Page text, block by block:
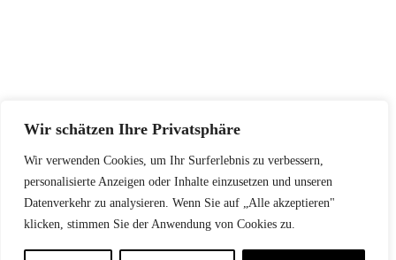
Wir schätzen Ihre Privatsphäre
Wir verwenden Cookies, um Ihr Surferlebnis zu verbessern,
personalisierte Anzeigen oder Inhalte einzusetzen und unseren
Datenverkehr zu analysieren. Wenn Sie auf „Alle akzeptieren"
klicken, stimmen Sie der Anwendung von Cookies zu.